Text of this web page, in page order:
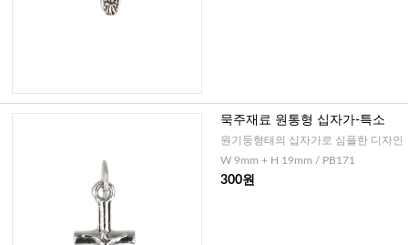
묵주재료 원통형 십자가-특소
원기둥형태의 십자가로 심플한 디자인
W 9mm + H 19mm / PB171
300원